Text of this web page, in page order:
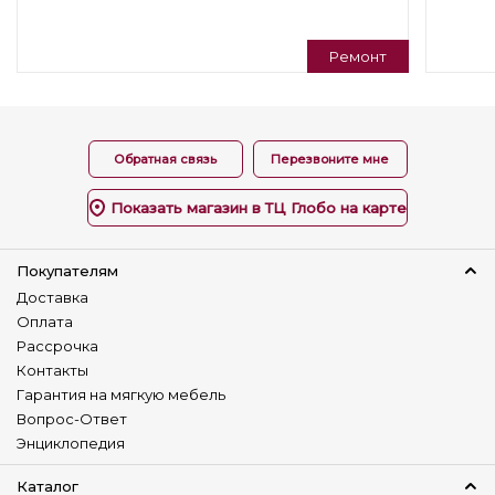
Регулируемая спинка
Изготовление в коже
Да
Изменение размера
Наличие столика
Нет
Детский диван
Нет
Ремонт
Обратная связь Перезвоните мне
Показать магазин в ТЦ Глобо на карте
Покупателям
Доставка
Оплата
Рассрочка
Контакты
Гарантия на мягкую мебель
Вопрос-Ответ
Энциклопедия
Каталог